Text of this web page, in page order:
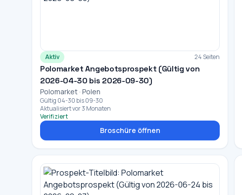
Aktiv 24 Seiten
Polomarket Angebotsprospekt (Gültig von
2026-04-30 bis 2026-09-30)
Polomarket · Polen
Gültig 04-30 bis 09-30
Aktualisiert vor 3 Monaten
Verifiziert
Broschüre öffnen